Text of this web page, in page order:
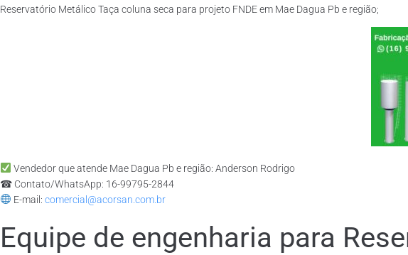
Reservatório Metálico Taça coluna seca para projeto FNDE em Mae Dagua Pb e região;
Vendedor que atende Mae Dagua Pb e região: Anderson Rodrigo
☎ Contato/WhatsApp: 16-99795-2844
E-mail: comercial@acorsan.com.br
Equipe de engenharia para